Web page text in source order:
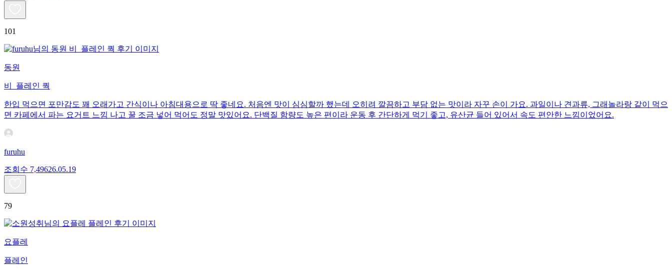
101
동원
비_플레인 쿽
한입 먹으면 포만감도 꽤 오래가고 간식이나 아침대용으로 딱 좋네요. 처음엔 맛이 심심할까 했는데 오히려 깔끔하고 부담 없는 맛이라 자꾸 손이 가요. 과일이나 견과류, 그래놀라랑 같이 먹으
면 카페에서 파는 요거트 느낌 나고 꿀 조금 넣어 먹어도 정말 맛있어요. 단백질 함량도 높은 편이라 운동 후 간단하게 먹기 좋고, 유산균 들어 있어서 속도 편안한 느낌이었어요.
furuhu
조회수 7,49626.05.19
79
요플레
플레인